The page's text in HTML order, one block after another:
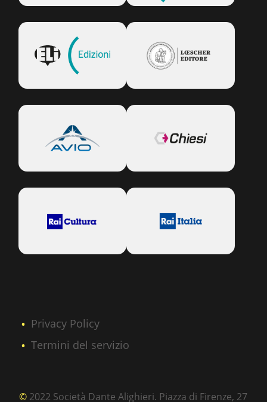
Privacy Policy
Termini del servizio
© 2022 Società Dante Alighieri. Piazza di Firenze, 27